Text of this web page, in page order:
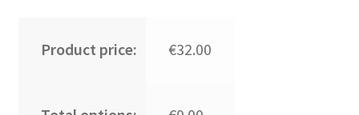
Product price: €32.00